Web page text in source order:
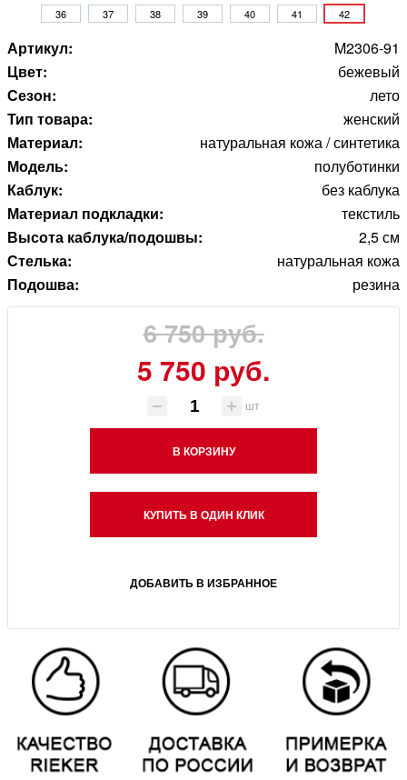
36 37 38 39 40 41 42
Артикул:
M2306-91
Цвет:
бежевый
Сезон:
лето
Тип товара:
женский
Материал:
натуральная кожа / синтетика
Модель:
полуботинки
Каблук:
без каблука
Материал подкладки:
текстиль
Высота каблука/подошвы:
2,5 см
Стелька:
натуральная кожа
Подошва:
резина
6 750 руб.
5 750 руб.
шт
В КОРЗИНУ
КУПИТЬ В ОДИН КЛИК
ДОБАВИТЬ В ИЗБРАННОЕ